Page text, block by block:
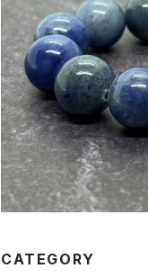
12mm ミナスジェラ
クォーツ（青水晶）ブ
CATEGORY